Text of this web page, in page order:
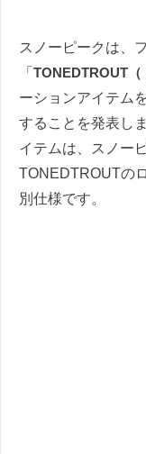
スノーピークは、
「 TONEDTROUT（
ーションアイテム
することを発表し
イテムは、スノー
TONEDTROUTの
別仕様です。